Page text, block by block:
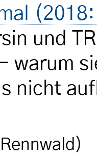
und
warum
nicht